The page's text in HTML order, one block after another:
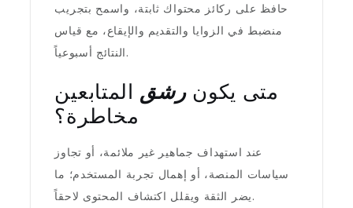
حافظ على ركائز محتواك ثابتة، واسمح بتجريب
منضبط في الزوايا والتقديم والإيقاع، مع قياس
النتائج أسبوعياً.
متى يكونرشق المتابعين
مخاطرة؟
عند استهداف جماهير غير ملائمة، أو تجاوز
سياسات المنصة، أو إهمال تجربة المستخدم؛ ما
يضر الثقة ويقلل اكتشاف المحتوى لاحقاً.